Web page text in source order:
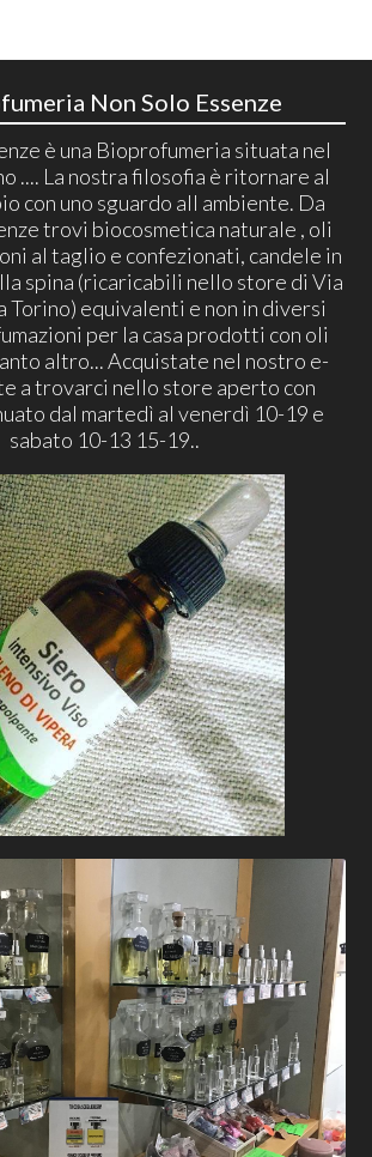
Non Solo Essenze
è una Bioprofumeria situata nel
.... La nostra filosofia è ritornare al
con uno sguardo all ambiente. Da
trovi biocosmetica naturale , oli
al taglio e confezionati, candele in
spina (ricaricabili nello store di Via
Torino) equivalenti e non in diversi
per la casa prodotti con oli
altro... Acquistate nel nostro e-
a trovarci nello store aperto con
dal martedì al venerdì 10-19 e
sabato 10-13 15-19..